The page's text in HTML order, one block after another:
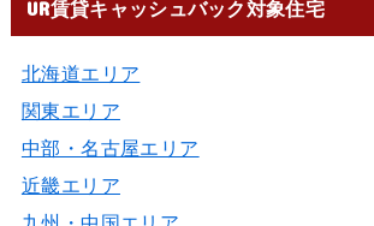
UR賃貸キャッシュバック対象住宅
北海道エリア
関東エリア
中部・名古屋エリア
近畿エリア